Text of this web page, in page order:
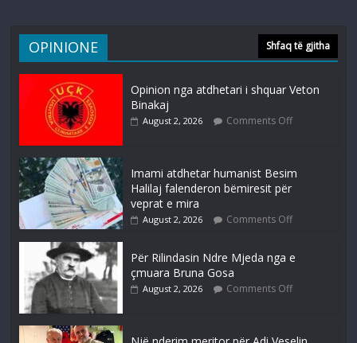
OPINIONE Shfaq të gjitha
Opinion nga atdhetari i shquar Veton
Binakaj
August 2, 2026 Comments Off
Imami atdhetar humanist Besim
Halilaj falenderon bëmiresit për
veprat e mira
August 2, 2026 Comments Off
Për Rilindasin Ndre Mjeda nga e
çmuara Bruna Gosa
August 2, 2026 Comments Off